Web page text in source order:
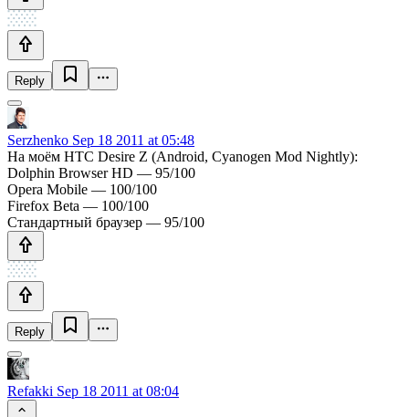
Reply
Serzhenko Sep 18 2011 at 05:48
На моём HTC Desire Z (Android, Cyanogen Mod Nightly):
Dolphin Browser HD — 95/100
Opera Mobile — 100/100
Firefox Beta — 100/100
Стандартный браузер — 95/100
Reply
Refakki Sep 18 2011 at 08:04